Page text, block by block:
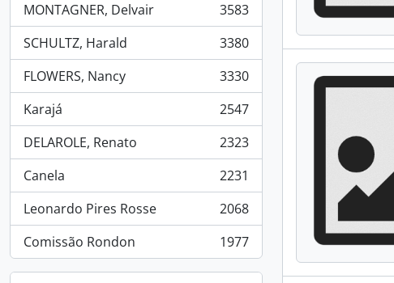
MONTAGNER, Delvair
, 3583 resultados
3583
SCHULTZ, Harald
, 3380 resultados
3380
FLOWERS, Nancy
, 3330 resultados
3330
Karajá
, 2547 resultados
2547
DELAROLE, Renato
, 2323 resultados
2323
Canela
, 2231 resultados
2231
Leonardo Pires Rosse
, 2068 resultados
2068
Comissão Rondon
, 1977 resultados 1977